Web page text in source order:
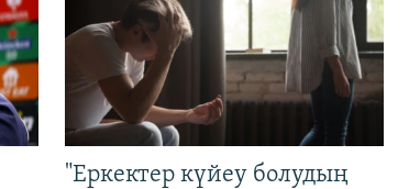
"Еркектер күйеу болудың